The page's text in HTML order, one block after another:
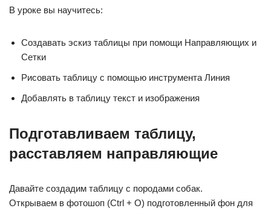
В уроке вы научитесь:
Создавать эскиз таблицы при помощи Направляющих и
Сетки
Рисовать таблицу с помощью инструмента Линия
Добавлять в таблицу текст и изображения
Подготавливаем таблицу,
расставляем направляющие
Давайте создадим таблицу с породами собак.
Открываем в фотошоп (Ctrl + O) подготовленный фон для